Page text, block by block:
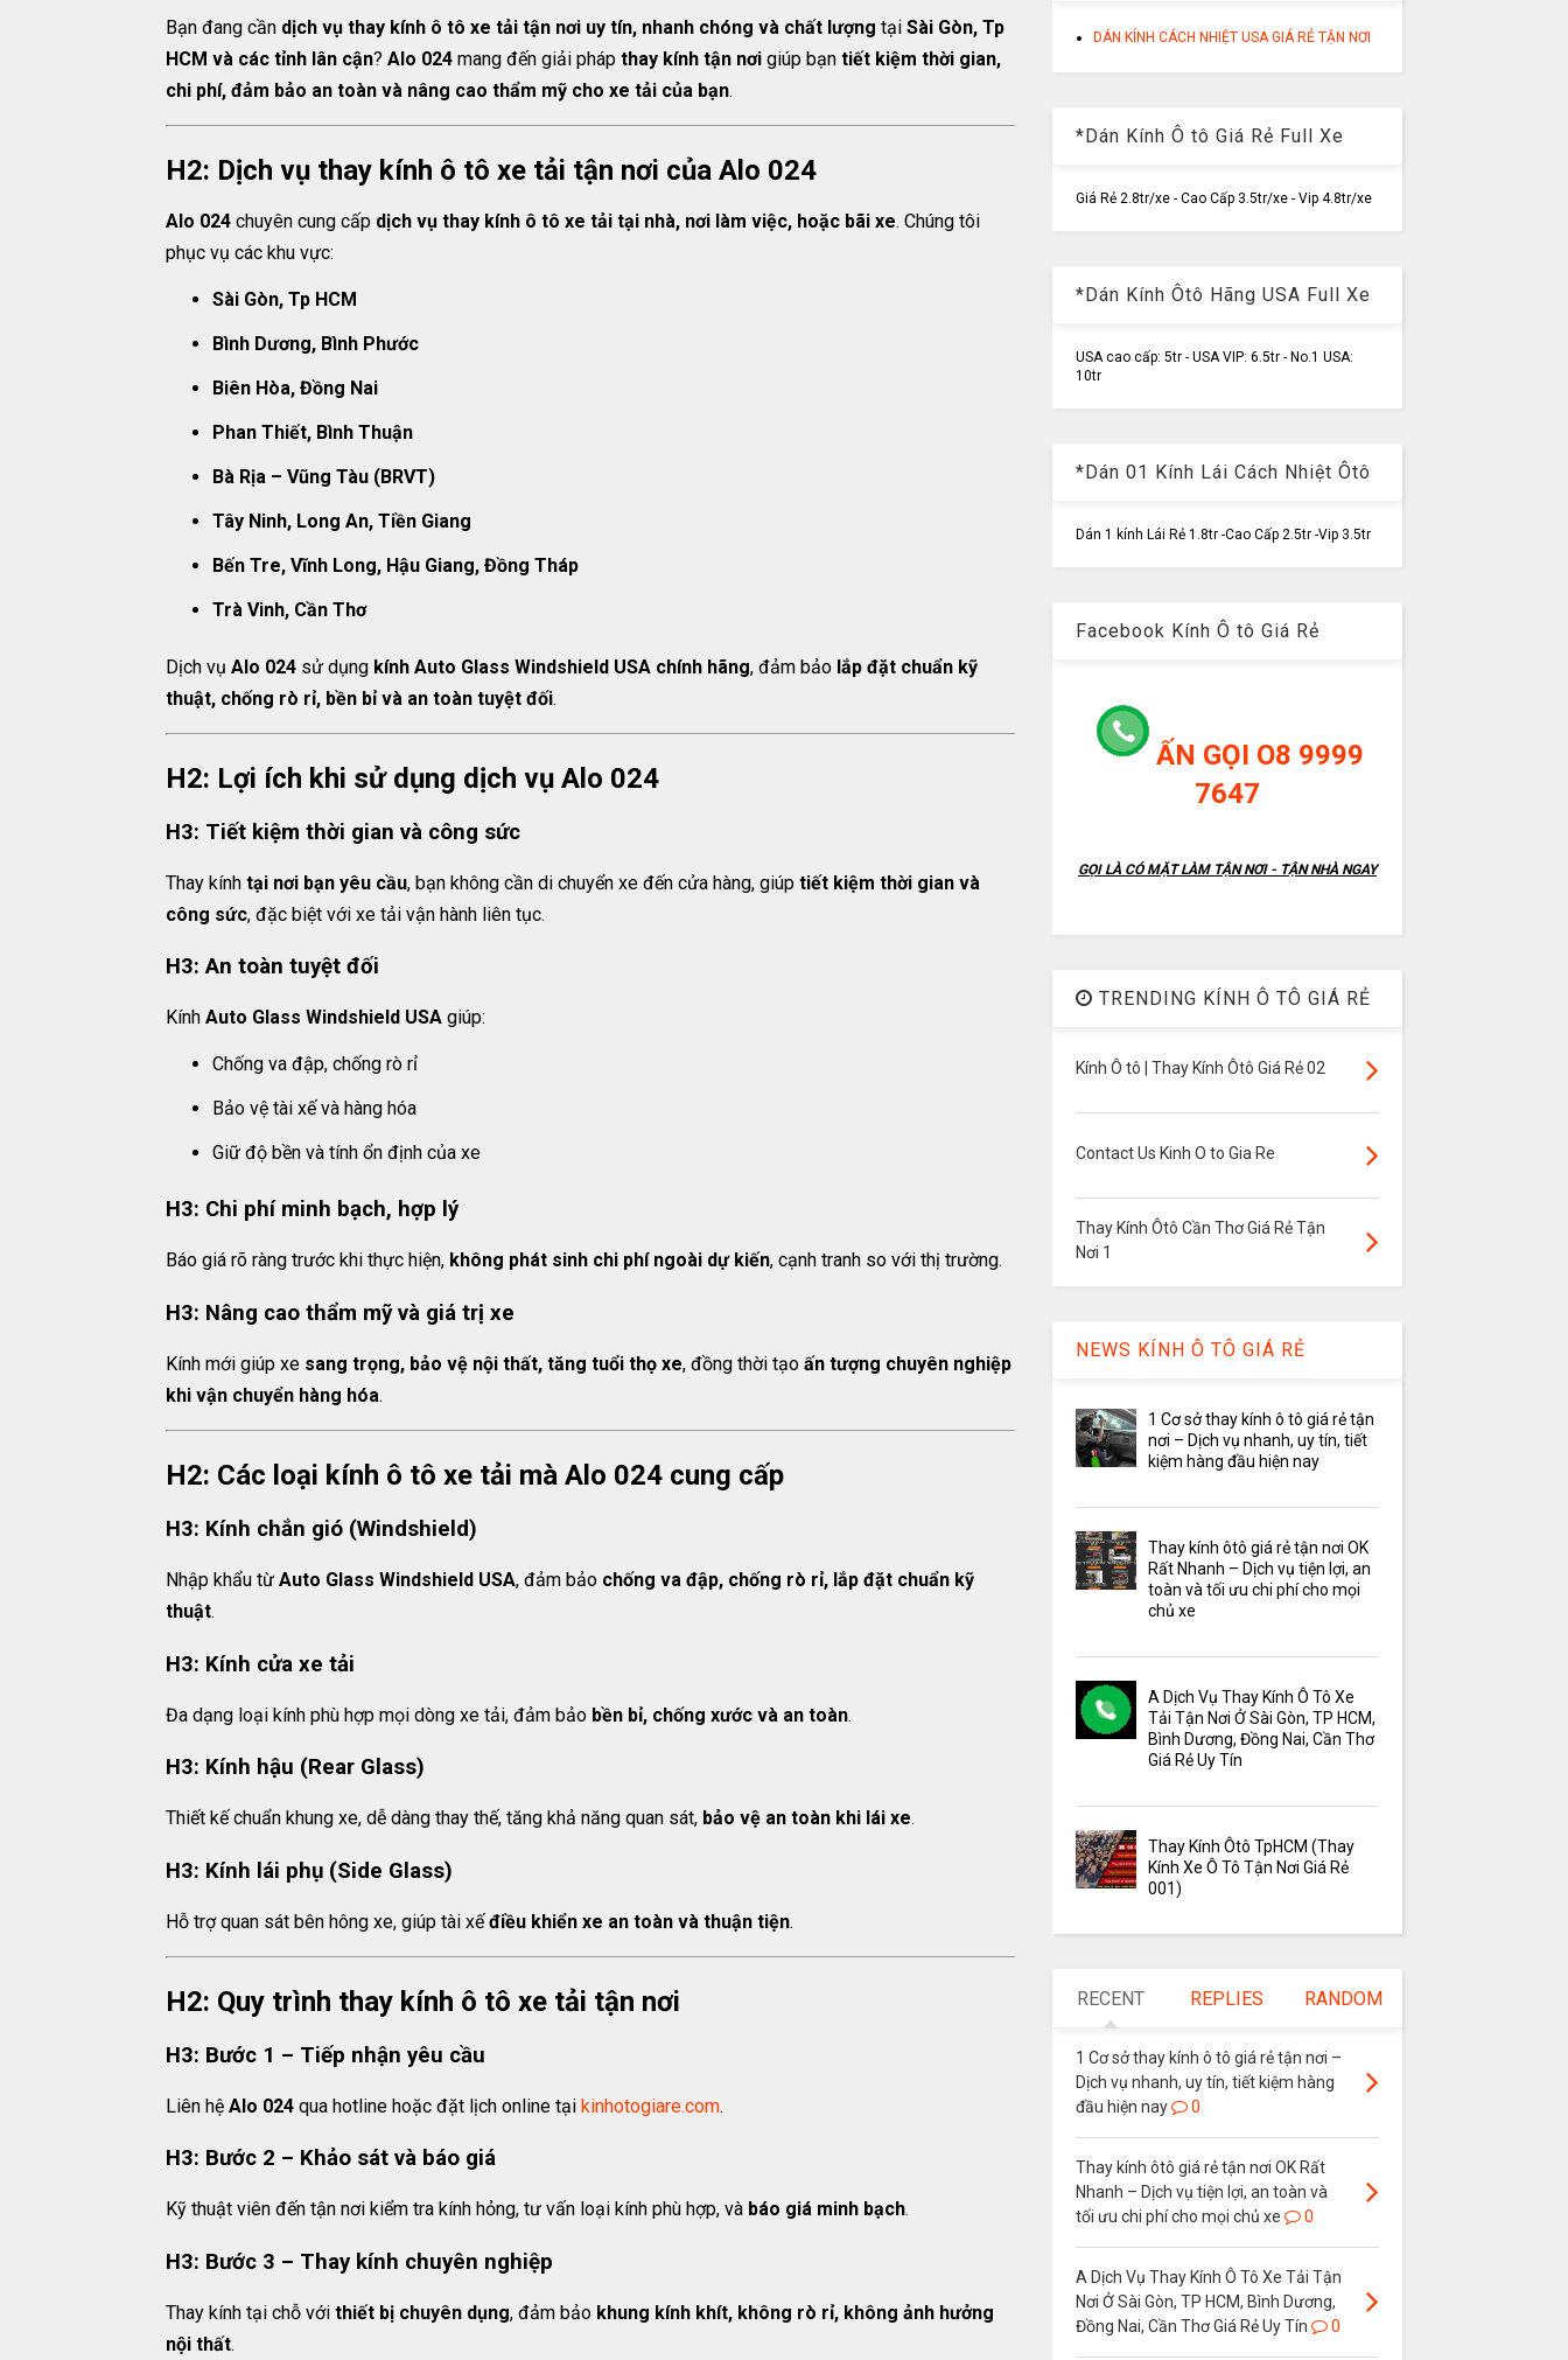
Bạn đang cần dịch vụ thay kính ô tô xe tải tận nơi uy tín, nhanh chóng và chất lượng tại Sài Gòn, Tp
HCM và các tỉnh lân cận? Alo 024 mang đến giải pháp thay kính tận nơi giúp bạn tiết kiệm thời gian,
chi phí, đảm bảo an toàn và nâng cao thẩm mỹ cho xe tải của bạn.
H2: Dịch vụ thay kính ô tô xe tải tận nơi của Alo 024
Alo 024 chuyên cung cấp dịch vụ thay kính ô tô xe tải tại nhà, nơi làm việc, hoặc bãi xe. Chúng tôi
phục vụ các khu vực:
Sài Gòn, Tp HCM
Bình Dương, Bình Phước
Biên Hòa, Đồng Nai
Phan Thiết, Bình Thuận
Bà Rịa – Vũng Tàu (BRVT)
Tây Ninh, Long An, Tiền Giang
Bến Tre, Vĩnh Long, Hậu Giang, Đồng Tháp
Trà Vinh, Cần Thơ
Dịch vụ Alo 024 sử dụng kính Auto Glass Windshield USA chính hãng, đảm bảo lắp đặt chuẩn kỹ
thuật, chống rò rỉ, bền bỉ và an toàn tuyệt đối.
H2: Lợi ích khi sử dụng dịch vụ Alo 024
H3: Tiết kiệm thời gian và công sức
Thay kính tại nơi bạn yêu cầu, bạn không cần di chuyển xe đến cửa hàng, giúp tiết kiệm thời gian và
công sức, đặc biệt với xe tải vận hành liên tục.
H3: An toàn tuyệt đối
Kính Auto Glass Windshield USA giúp:
Chống va đập, chống rò rỉ
Bảo vệ tài xế và hàng hóa
Giữ độ bền và tính ổn định của xe
H3: Chi phí minh bạch, hợp lý
Báo giá rõ ràng trước khi thực hiện, không phát sinh chi phí ngoài dự kiến, cạnh tranh so với thị trường.
H3: Nâng cao thẩm mỹ và giá trị xe
Kính mới giúp xe sang trọng, bảo vệ nội thất, tăng tuổi thọ xe, đồng thời tạo ấn tượng chuyên nghiệp
khi vận chuyển hàng hóa.
H2: Các loại kính ô tô xe tải mà Alo 024 cung cấp
H3: Kính chắn gió (Windshield)
Nhập khẩu từ Auto Glass Windshield USA, đảm bảo chống va đập, chống rò rỉ, lắp đặt chuẩn kỹ
thuật.
H3: Kính cửa xe tải
Đa dạng loại kính phù hợp mọi dòng xe tải, đảm bảo bền bỉ, chống xước và an toàn.
H3: Kính hậu (Rear Glass)
Thiết kế chuẩn khung xe, dễ dàng thay thế, tăng khả năng quan sát, bảo vệ an toàn khi lái xe.
H3: Kính lái phụ (Side Glass)
Hỗ trợ quan sát bên hông xe, giúp tài xếđiều khiển xe an toàn và thuận tiện.
H2: Quy trình thay kính ô tô xe tải tận nơi
H3: Bước 1 – Tiếp nhận yêu cầu
Liên hệ Alo 024 qua hotline hoặc đặt lịch online tại kinhotogiare.com.
H3: Bước 2 – Khảo sát và báo giá
Kỹ thuật viên đến tận nơi kiểm tra kính hỏng, tư vấn loại kính phù hợp, và báo giá minh bạch.
H3: Bước 3 – Thay kính chuyên nghiệp
Thay kính tại chỗ với thiết bị chuyên dụng, đảm bảo khung kính khít, không rò rỉ, không ảnh hưởng
nội thất.
DÁN KÍNH CÁCH NHIỆT USA GIÁ RẺ TẬN NƠI
*Dán Kính Ô tô Giá Rẻ Full Xe
Giá Rẻ 2.8tr/xe - Cao Cấp 3.5tr/xe - Vip 4.8tr/xe
*Dán Kính Ôtô Hãng USA Full Xe
USA cao cấp: 5tr - USA VIP: 6.5tr - No.1 USA:
10tr
*Dán 01 Kính Lái Cách Nhiệt Ôtô
Dán 1 kính Lái Rẻ 1.8tr -Cao Cấp 2.5tr -Vip 3.5tr
Facebook Kính Ô tô Giá Rẻ
ẤN GỌI O8 9999
7647
GỌI LÀ CÓ MẶT LÀM TẬN NƠI - TẬN NHÀ NGAY
TRENDING KÍNH Ô TÔ GIÁ RẺ
Kính Ô tô | Thay Kính Ôtô Giá Rẻ 02
Contact Us Kinh O to Gia Re
Thay Kính Ôtô Cần Thơ Giá Rẻ Tận
Nơi 1
NEWS KÍNH Ô TÔ GIÁ RẺ
1 Cơ sở thay kính ô tô giá rẻ tận
nơi – Dịch vụ nhanh, uy tín, tiết
kiệm hàng đầu hiện nay
Thay kính ôtô giá rẻ tận nơi OK
Rất Nhanh – Dịch vụ tiện lợi, an
toàn và tối ưu chi phí cho mọi
chủ xe
A Dịch Vụ Thay Kính Ô Tô Xe
Tải Tận Nơi Ở Sài Gòn, TP HCM,
Bình Dương, Đồng Nai, Cần Thơ
Giá Rẻ Uy Tín
Thay Kính Ôtô TpHCM (Thay
Kính Xe Ô Tô Tận Nơi Giá Rẻ
001)
RECENT REPLIES RANDOM
1 Cơ sở thay kính ô tô giá rẻ tận nơi –
Dịch vụ nhanh, uy tín, tiết kiệm hàng
đầu hiện nay
0
Thay kính ôtô giá rẻ tận nơi OK Rất
Nhanh – Dịch vụ tiện lợi, an toàn và
tối ưu chi phí cho mọi chủ xe
0
A Dịch Vụ Thay Kính Ô Tô Xe Tải Tận
Nơi Ở Sài Gòn, TP HCM, Bình Dương,
Đồng Nai, Cần Thơ Giá Rẻ Uy Tín
0